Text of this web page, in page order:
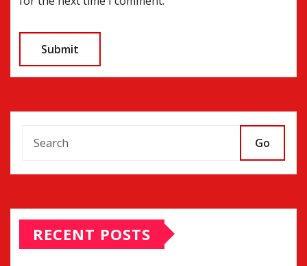
Go
RECENT POSTS